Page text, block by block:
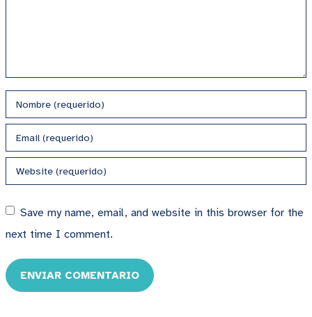
Save my name, email, and website in this browser for the
next time I comment.
ENVIAR COMENTARIO